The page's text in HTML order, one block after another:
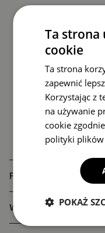
FAQ
WYMIARY PRODUKTU
Ta strona
cookie
Ta strona
zapewnić
Korzystając z
na używanie
cookie
polityki plików
POKAŻ